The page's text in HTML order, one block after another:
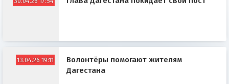
13.04.26 19:11
Волонтёры помогают жителям
Дагестана